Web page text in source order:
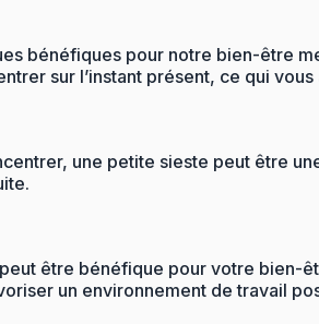
bénéfiques pour notre bien-être
sur l’instant présent, ce qui
une petite sieste peut être
être bénéfique pour votre
un environnement de travail